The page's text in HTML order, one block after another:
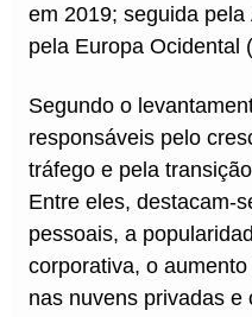
em 2019; seguida
pela Europa Ocidental
Segundo o
responsáveis pelo
tráfego e pela
Entre eles, destacam-
pessoais, a
corporativa, o
nas nuvens privadas e